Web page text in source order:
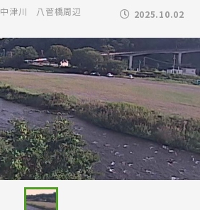
中津川 八菅橋周辺 2025.10.02